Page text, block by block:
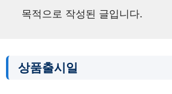
목적으로 작성된 글입니다.
상품출시일